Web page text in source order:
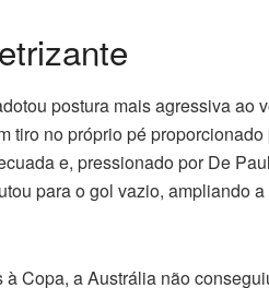
postura mais agressiva ao
tiro no próprio pé
e, pressionado por De
para o gol vazio, ampliando
Copa, a Austrália não